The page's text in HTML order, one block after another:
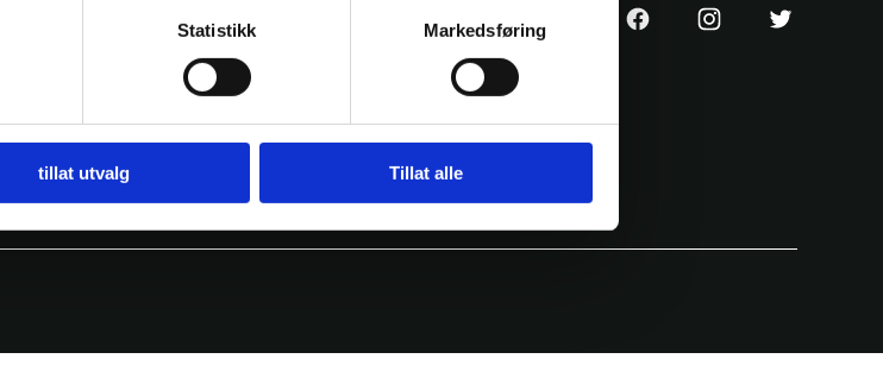
Statistikk Markedsføring
tillat utvalg Tillat alle
Skoleoppgave
Nettbutikk
KrF
KrF
KrF